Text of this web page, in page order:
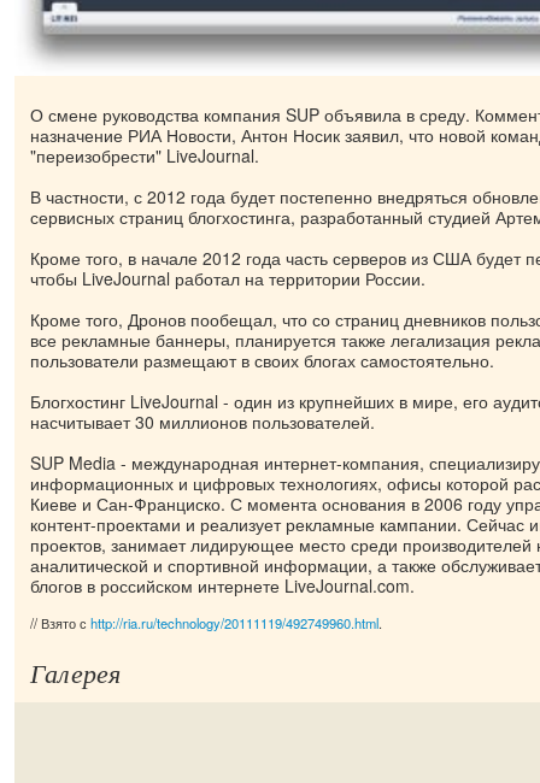
О смене руководства компания SUP объявила в среду.
назначение РИА Новости, Антон Носик заявил, что новой
"переизобрести" LiveJournal.
В частности, с 2012 года будет постепенно внедряться
сервисных страниц блогхостинга, разработанный студией
Кроме того, в начале 2012 года часть серверов из США будет
чтобы LiveJournal работал на территории России.
Кроме того, Дронов пообещал, что со страниц дневников
все рекламные баннеры, планируется также легализация
пользователи размещают в своих блогах самостоятельно.
Блогхостинг LiveJournal - один из крупнейших в мире, его
насчитывает 30 миллионов пользователей.
SUP Media - международная интернет-компания,
информационных и цифровых технологиях, офисы которой
Киеве и Сан-Франциско. С момента основания в 2006 году
контент-проектами и реализует рекламные кампании. Сейчас
проектов, занимает лидирующее место среди производителей
аналитической и спортивной информации, а также
блогов в российском интернете LiveJournal.com.
// Взято с http://ria.ru/technology/20111119/492749960.html.
Галерея